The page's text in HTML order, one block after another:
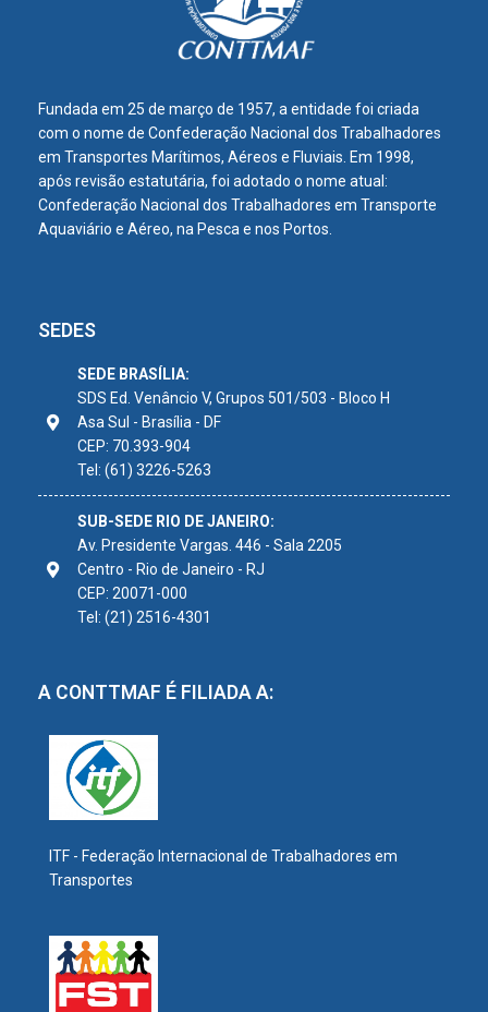
Fundada em 25 de março de 1957, a entidade foi criada
com o nome de Confederação Nacional dos Trabalhadores
em Transportes Marítimos, Aéreos e Fluviais. Em 1998,
após revisão estatutária, foi adotado o nome atual:
Confederação Nacional dos Trabalhadores em Transporte
Aquaviário e Aéreo, na Pesca e nos Portos.
SEDES
SEDE BRASÍLIA:
SDS Ed. Venâncio V, Grupos 501/503 - Bloco H
Asa Sul - Brasília - DF
CEP: 70.393-904
Tel: (61) 3226-5263
SUB-SEDE RIO DE JANEIRO:
Av. Presidente Vargas. 446 - Sala 2205
Centro - Rio de Janeiro - RJ
CEP: 20071-000
Tel: (21) 2516-4301
A CONTTMAF É FILIADA A:
ITF - Federação Internacional de Trabalhadores em
Transportes